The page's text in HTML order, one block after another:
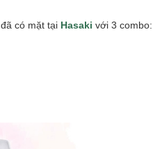
đã có mặt tại Hasaki với 3 combo: